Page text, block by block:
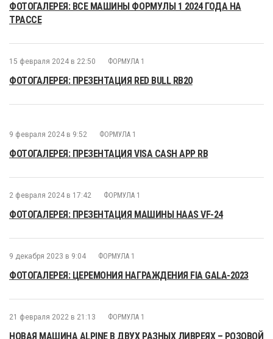
ФОТОГАЛЕРЕЯ: ВСЕ МАШИНЫ ФОРМУЛЫ 1 2024 ГОДА НА
ТРАССЕ
15 февраля 2024 в 22:50 ФОРМУЛА 1
ФОТОГАЛЕРЕЯ: ПРЕЗЕНТАЦИЯ RED BULL RB20
9 февраля 2024 в 9:52 ФОРМУЛА 1
ФОТОГАЛЕРЕЯ: ПРЕЗЕНТАЦИЯ VISA CASH APP RB
2 февраля 2024 в 17:42 ФОРМУЛА 1
ФОТОГАЛЕРЕЯ: ПРЕЗЕНТАЦИЯ МАШИНЫ HAAS VF-24
9 декабря 2023 в 9:04 ФОРМУЛА 1
ФОТОГАЛЕРЕЯ: ЦЕРЕМОНИЯ НАГРАЖДЕНИЯ FIA GALA-2023
21 февраля 2022 в 21:13 ФОРМУЛА 1
НОВАЯ МАШИНА ALPINE В ДВУХ РАЗНЫХ ЛИВРЕЯХ – РОЗОВОЙ